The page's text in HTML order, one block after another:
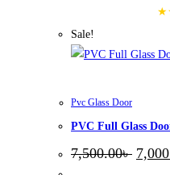
Sale!
Pvc Glass Door
PVC Full Glass
7,500.00৳
price